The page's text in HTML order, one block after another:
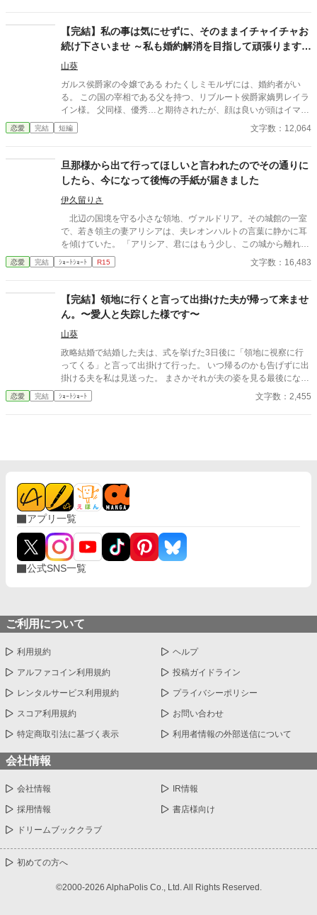
に良かった事なんて合ったかしら？ もう悪い話にしか思えないけ
れど、取り合えずハリーの話を聞いてみる事にした。
【完結】私の事は気にせずに、そのままイチャイチャお
続け下さいませ ～私も婚約解消を目指して頑張りますか
ら～
山葵
ガルス侯爵家の令嬢である わたくしミモルザには、婚約者がい
る。 この国の宰相である父を持つ、リブルート侯爵家嫡男レイラ
イン様。 父同様、優秀…と期待されたが、顔は良いが頭はイマイ
チだった。 顔が良いから、女性にモテる。 わたくしはと言えば、
頭は、まぁ優秀な方になるけれど、顔は中の上位！？ 自分に釣り
っていて今日も美しい顔の令嬢とイチャイチャする。 *沢山の方
に読んで頂き、ありがとうございます。m(_ _)m
恋愛 完結 短編 文字数：12,064
旦那様から出て行ってほしいと言われたのでその通りに
したら、今になって後悔の手紙が届きました
伊久留りさ
北辺の国境を守る小さな領地、ヴァルドリア。その城館の一室
で、若き領主の妻アリシアは、夫レオンハルトの言葉に静かに耳
を傾けていた。 「アリシア、君にはもう少し、この城から離れて
もらいたい」 レオンハルトの声は、いつものように低く、落ち
着いていた。しかし、その言葉の意味は、アリシアにとってあま
はどういう意味でございますか」 「つまり、この城にいないでほ
しい、ということだ。しばらくの間、君には別の場所で暮らして
もらいたい」 アリシアは、ゆっくりと目を閉じた。指先がわず
かに震えるのを、彼女は必死に抑えていた。この男の前で、自分
が動揺している姿を見せたくなかったからだ。
恋愛 完結 ｼｮｰﾄｼｮｰﾄ R15 文字数：16,483
【完結】領地に行くと言って出掛けた夫が帰って来ませ
ん。〜愛人と失踪した様です〜
山葵
政略結婚で結婚した夫は、式を挙げた3日後に「領地に視察に行
ってくる」と言って出掛けて行った。 いつ帰るのかも告げずに出
掛ける夫を私は見送った。 まさかそれが夫の姿を見る最後になる
とは夢にも思わずに…。
恋愛 完結 ｼｮｰﾄｼｮｰﾄ 文字数：2,455
アプリ一覧
公式SNS一覧
ご利用について
利用規約 ヘルプ
アルファコイン利用規約 投稿ガイドライン
レンタルサービス利用規約 プライバシーポリシー
スコア利用規約 お問い合わせ
特定商取引法に基づく表示 利用者情報の外部送信について
会社情報
会社情報 IR情報
採用情報 書店様向け
ドリームブッククラブ
初めての方へ
©2000-2026 AlphaPolis Co., Ltd. All Rights Reserved.